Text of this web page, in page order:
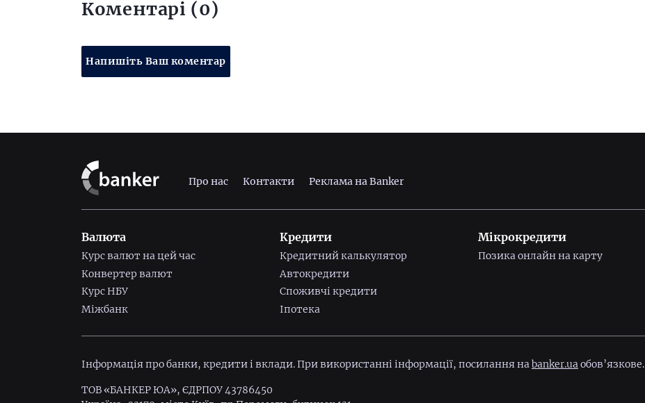
Коментарі (0)
Напишіть Ваш коментар
Про нас Контакти Реклама на Banker
Валюта
Курс валют на цей час
Конвертер валют
Курс НБУ
Міжбанк
Кредити
Кредитний калькулятор
Автокредити
Споживчі кредити
Іпотека
Мікрокредити
Позика онлайн на карту
Інформація про банки, кредити і вклади. При використанні інформації, посилання наbanker.uaобов’язкове.
ТОВ «БАНКЕР ЮА», ЄДРПОУ 43786450